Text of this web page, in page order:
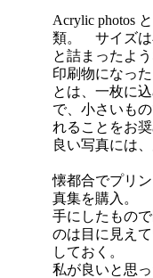
Acrylic photos
類。 サイズは
と詰まったよう
印刷物になっ
とは、一枚に
で、小さいも
れることをお奨
良い写真には
懐都合でプリ
真集を購入。
手にしたもの
のは目に見え
しておく。
私が良いと思